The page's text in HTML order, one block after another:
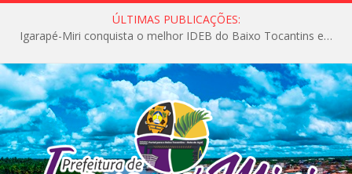
ÚLTIMAS PUBLICAÇÕES:
Igarapé-Miri conquista o melhor IDEB do Baixo Tocantins e avança na qualidade da educação pública